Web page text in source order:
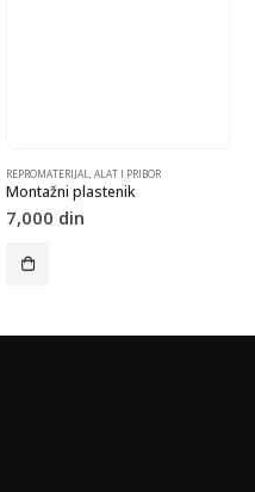
REPROMATERIJAL ALAT I PRIBOR
Montažni plastenik
7,000 din